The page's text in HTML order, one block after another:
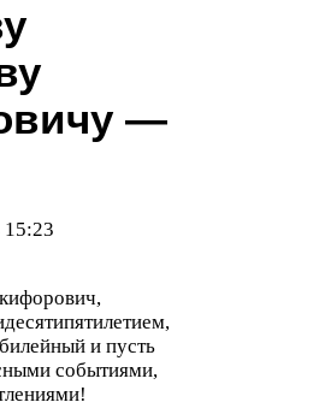
—
15:23
и пусть
событиями,